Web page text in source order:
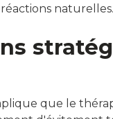
naturelles.
que le